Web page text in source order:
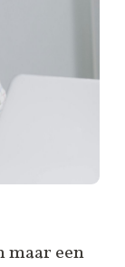
maar een